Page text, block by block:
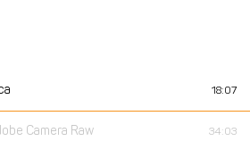
18:07
Camera Raw 34:03